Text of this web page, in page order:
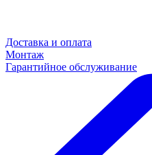
Доставка и оплата
Монтаж
Гарантийное обслуживание